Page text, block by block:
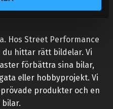
Hos Street Performance
hittar rätt bildelar. Vi
förbättra sina bilar,
eller hobbyprojekt. Vi
produkter och en